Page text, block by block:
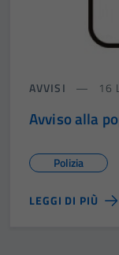
AVVISI 16
Avviso alla
Polizia
LEGGI DI PIÙ